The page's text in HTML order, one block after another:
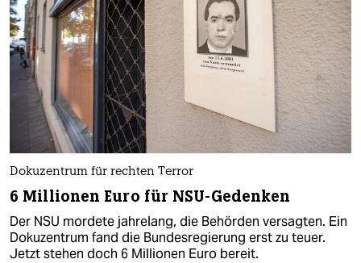
Dokuzentrum für rechten Terror
6 Millionen Euro für NSU-Gedenken
Der NSU mordete jahrelang, die Behörden versagten. Ein
Dokuzentrum fand die Bundesregierung erst zu teuer.
Jetzt stehen doch 6 Millionen Euro bereit.